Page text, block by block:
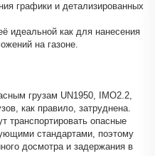
графики и детализированных
идеальной как для нанесения
на газоне.
грузам UN1950, IMO2.2,
как правило, затруднена.
транспортировать опасные
стандартами, поэтому
досмотра и задержания в